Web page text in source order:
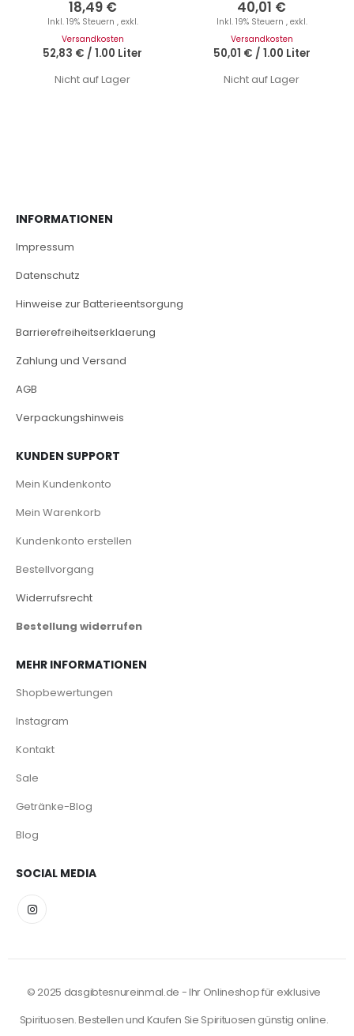
18,49 €
Inkl. 19% Steuern , exkl.
Versandkosten
52,83 € / 1.00 Liter
Nicht auf Lager
40,01 €
Inkl. 19% Steuern , exkl.
Versandkosten
50,01 € / 1.00 Liter
Nicht auf Lager
INFORMATIONEN
Impressum
Datenschutz
Hinweise zur Batterieentsorgung
Barrierefreiheitserklaerung
Zahlung und Versand
AGB
Verpackungshinweis
KUNDEN SUPPORT
Mein Kundenkonto
Mein Warenkorb
Kundenkonto erstellen
Bestellvorgang
Widerrufsrecht
Bestellung widerrufen
MEHR INFORMATIONEN
Shopbewertungen
Instagram
Kontakt
Sale
Getränke-Blog
Blog
SOCIAL MEDIA
© 2025 dasgibtesnureinmal.de - Ihr Onlineshop für exklusive
Spirituosen. Bestellen und Kaufen Sie Spirituosen günstig online.